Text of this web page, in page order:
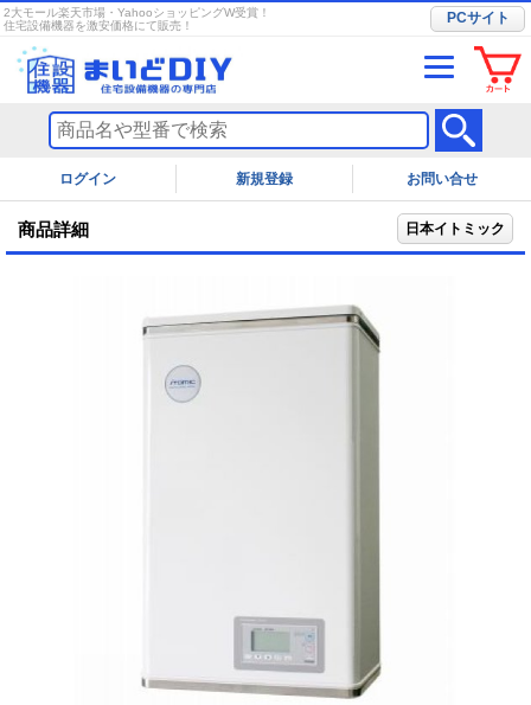
2大モール楽天市場・YahooショッピングW受賞！
住宅設備機器を激安価格にて販売！
PCサイト
ログイン お問い合せ
商品詳細 日本イトミック